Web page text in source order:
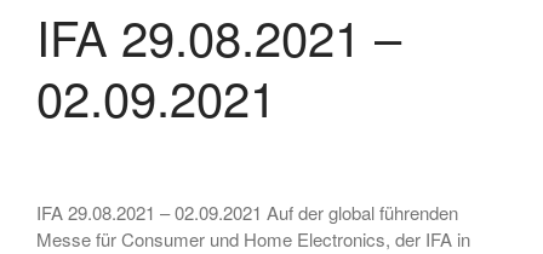
IFA 29.08.2021 –
02.09.2021
IFA 29.08.2021 – 02.09.2021 Auf der global führenden
Messe für Consumer und Home Electronics, der IFA in